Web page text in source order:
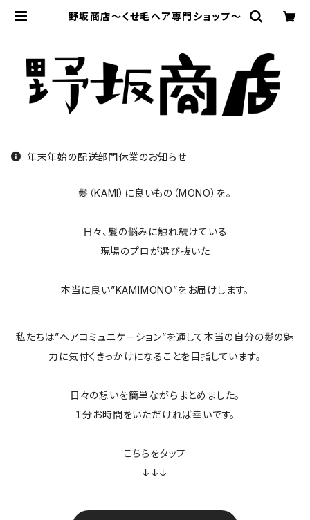
野坂商店〜くせ毛ヘア専門ショップ〜
年末年始の配送部門休業のお知らせ
髪（KAMI）に良いもの（MONO）を。
日々、髪の悩みに触れ続けている
現場のプロが選び抜いた
本当に良い”KAMIMONO”をお届けします。
私たちは”ヘアコミュニケーション”を通して本当の自分の髪の魅
力に気付くきっかけになることを目指しています。
日々の想いを簡単ながらまとめました。
１分お時間をいただければ幸いです。
こちらをタップ
↓↓↓